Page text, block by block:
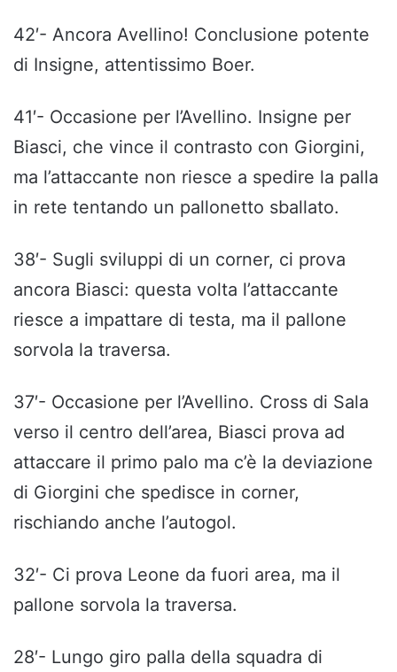
42′- Ancora Avellino! Conclusione potente
di Insigne, attentissimo Boer.
41′- Occasione per l’Avellino. Insigne per
Biasci, che vince il contrasto con Giorgini,
ma l’attaccante non riesce a spedire la palla
in rete tentando un pallonetto sballato.
38′- Sugli sviluppi di un corner, ci prova
ancora Biasci: questa volta l’attaccante
riesce a impattare di testa, ma il pallone
sorvola la traversa.
37′- Occasione per l’Avellino. Cross di Sala
verso il centro dell’area, Biasci prova ad
attaccare il primo palo ma c’è la deviazione
di Giorgini che spedisce in corner,
rischiando anche l’autogol.
32′- Ci prova Leone da fuori area, ma il
pallone sorvola la traversa.
28′- Lungo giro palla della squadra di